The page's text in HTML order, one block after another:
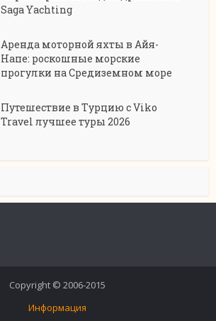
Saga Yachting
Аренда моторной яхты в Айя-
Напе: роскошные морские
прогулки на Средиземном море
Путешествие в Турцию с Viko
Travel лучшее туры 2026
Copyright © 2006-2015
Информация